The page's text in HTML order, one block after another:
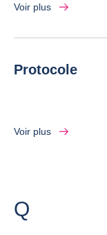
Voir plus
Protocole
Voir plus
Lettre
Q